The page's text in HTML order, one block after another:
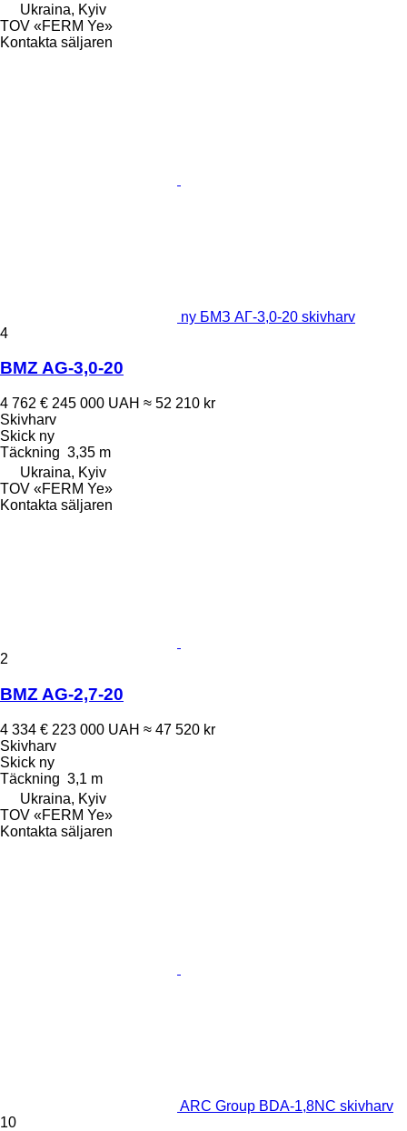
Ukraina, Kyiv
TOV «FERM Ye»
Kontakta säljaren
ny БМЗ АГ-3,0-20 skivharv
4
BMZ AG-3,0-20
4 762 € 245 000 UAH ≈ 52 210 kr
Skivharv
Skick ny
Täckning 3,35 m
Ukraina, Kyiv
TOV «FERM Ye»
Kontakta säljaren
2
BMZ AG-2,7-20
4 334 € 223 000 UAH ≈ 47 520 kr
Skivharv
Skick ny
Täckning 3,1 m
Ukraina, Kyiv
TOV «FERM Ye»
Kontakta säljaren
ARC Group BDA-1,8NC skivharv
10